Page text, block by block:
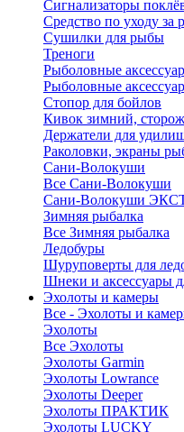
Сигнализаторы
Средство по уходу за
Сушилки для рыбы
Треноги
Рыболовные
Рыболовные
Стопор для бойлов
Кивок зимний,
Держатели для
Раколовки, экраны
Сани-Волокуши
Все Сани-Волокуши
Сани-Волокуши
Зимняя рыбалка
Все Зимняя рыбалка
Ледобуры
Шуруповерты для
Шнеки и аксессуары
Эхолоты и камеры
Все - Эхолоты и
Эхолоты
Все Эхолоты
Эхолоты Garmin
Эхолоты Lowrance
Эхолоты Deeper
Эхолоты ПРАКТИК
Эхолоты LUCKY